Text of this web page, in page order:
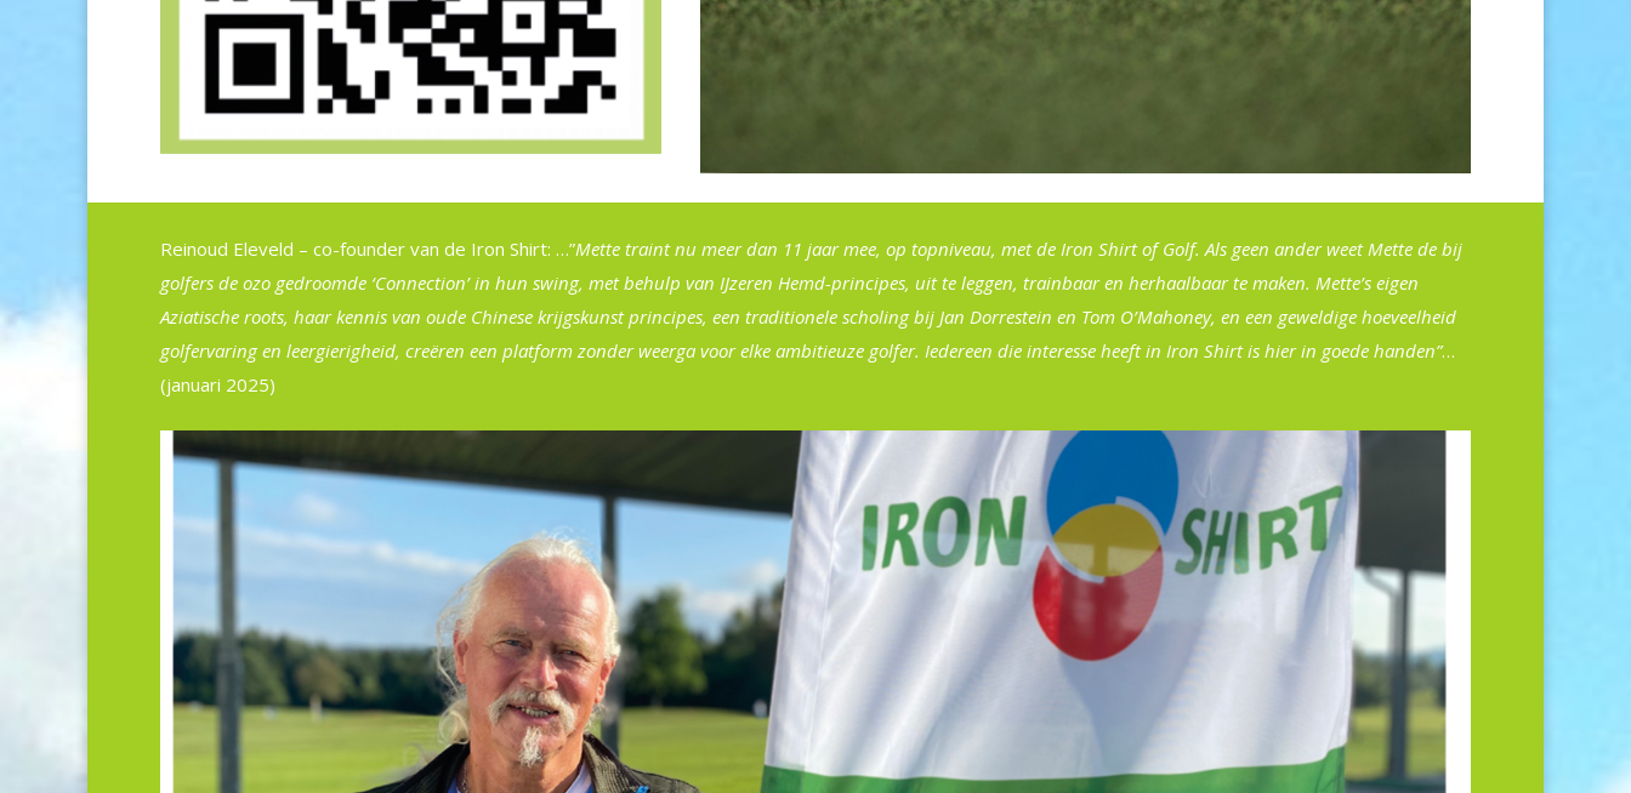
Reinoud Eleveld – co-founder van de Iron Shirt: …”Mette traint nu meer dan 11 jaar mee, op topniveau, met de Iron Shirt of Golf. Als geen ander weet Mette de bij
golfers de ozo gedroomde ‘Connection’ in hun swing, met behulp van IJzeren Hemd-principes, uit te leggen, trainbaar en herhaalbaar te maken. Mette’s eigen
Aziatische roots, haar kennis van oude Chinese krijgskunst principes, een traditionele scholing bij Jan Dorrestein en Tom O’Mahoney, en een geweldige hoeveelheid
golfervaring en leergierigheid, creëren een platform zonder weerga voor elke ambitieuze golfer. Iedereen die interesse heeft in Iron Shirt is hier in goede handen”…
(januari 2025)